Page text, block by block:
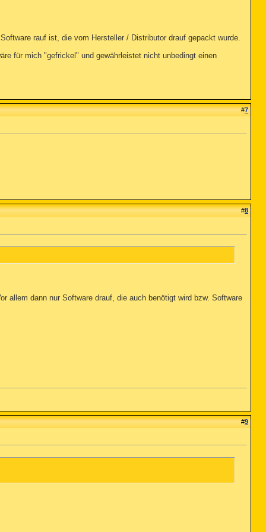
rauf ist, die vom Hersteller / Distributor drauf gepackt wurde.
für mich "gefrickel" und gewährleistet nicht unbedingt einen
#7
#8
dann nur Software drauf, die auch benötigt wird bzw. Software
#9